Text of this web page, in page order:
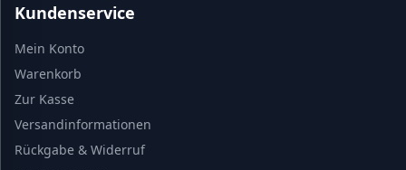
Kundenservice
Mein Konto
Warenkorb
Zur Kasse
Versandinformationen
Rückgabe & Widerruf